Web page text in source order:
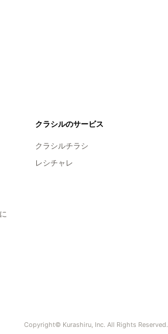
クラシルのサービス
クラシルチラシ
レシチャレ
Copyright© Kurashiru, Inc. All Rights Reserved.